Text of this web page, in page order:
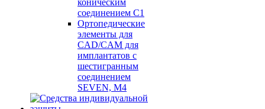
коническим
соединением С1
Ортопедические
элементы для
CAD/CAM для
имплантатов с
шестигранным
соединением
SEVEN, М4